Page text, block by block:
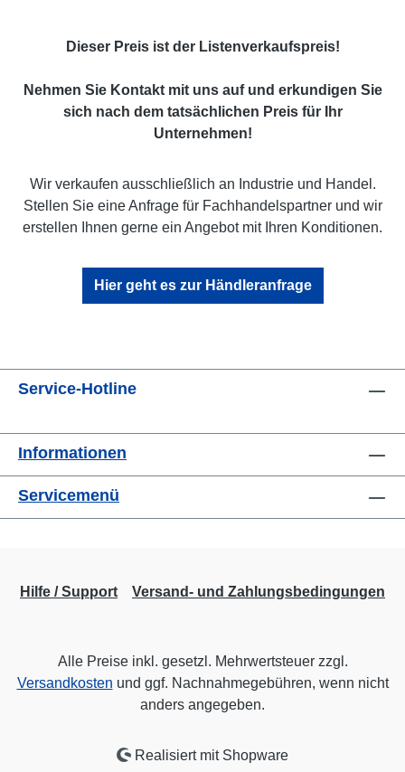
Dieser Preis ist der Listenverkaufspreis!
Nehmen Sie Kontakt mit uns auf und erkundigen Sie
sich nach dem tatsächlichen Preis für Ihr
Unternehmen!
Wir verkaufen ausschließlich an Industrie und Handel.
Stellen Sie eine Anfrage für Fachhandelspartner und wir
erstellen Ihnen gerne ein Angebot mit Ihren Konditionen.
Hier geht es zur Händleranfrage
Service-Hotline
Informationen
Servicemenü
Hilfe / Support Versand- und Zahlungsbedingungen
Alle Preise inkl. gesetzl. Mehrwertsteuer zzgl.
Versandkosten und ggf. Nachnahmegebühren, wenn nicht
anders angegeben.
Realisiert mit Shopware